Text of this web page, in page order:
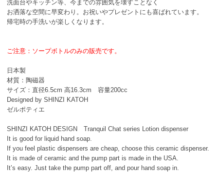
洗面台やキッチン等、今までの雰囲気を壊すことなく
お洒落な空間に早変わり。お祝いやプレゼントにも喜ばれています。
帰宅時の手洗いが楽しくなります。
ご注意：ソープボトルのみの販売です。
日本製
材質：陶磁器
サイズ：直径6.5cm 高16.3cm 容量200cc
Designed by SHINZI KATOH
ゼルポティエ
SHINZI KATOH DESIGN Tranquil Chat series Lotion dispenser
It is good for liquid hand soap.
If you feel plastic dispensers are cheap, choose this ceramic dispenser.
It is made of ceramic and the pump part is made in the USA.
It’s easy. Just take the pump part off, and pour hand soap in.